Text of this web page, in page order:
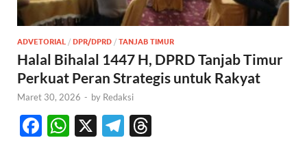
ADVETORIAL / DPR/DPRD / TANJAB TIMUR
Halal Bihalal 1447 H, DPRD Tanjab Timur
Perkuat Peran Strategis untuk Rakyat
Maret 30, 2026 - by Redaksi
F
W X
T